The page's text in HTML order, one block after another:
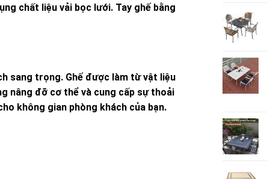
chất liệu vải bọc lưới. Tay ghế bằng
sang trọng. Ghế được làm từ vật liệu
nâng đỡ cơ thể và cung cấp sự thoải
không gian phòng khách của bạn.